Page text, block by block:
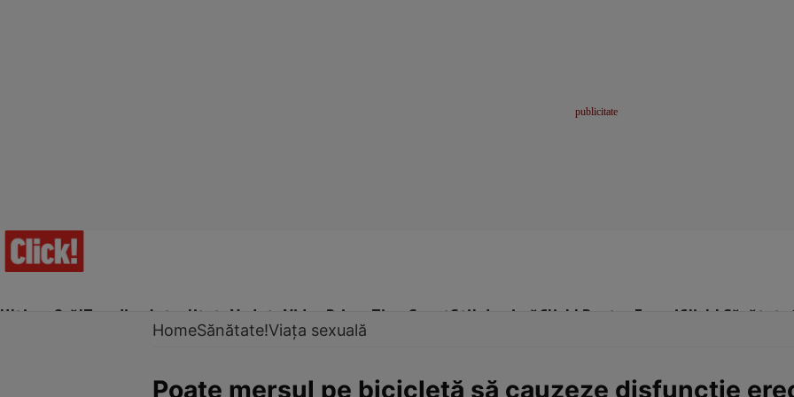
Ultima Oră!Trending Actualitate Vedete Video Prime Time SportStil de viațăClick! Pentru FemeiClick! Sănătate
HomeSănătate!Viața sexuală
Poate mersul pe bicicletă să cauzeze disfuncţie